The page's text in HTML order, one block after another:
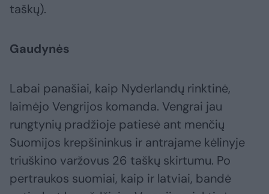
taškų).
Gaudynės
Labai panašiai, kaip Nyderlandų rinktinė,
laimėjo Vengrijos komanda. Vengrai jau
rungtynių pradžioje patiesė ant menčių
Suomijos krepšininkus ir antrajame kėlinyje
triuškino varžovus 26 taškų skirtumu. Po
pertraukos suomiai, kaip ir latviai, bandė